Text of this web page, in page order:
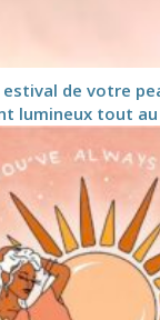
estival de votre
lumineux tout au